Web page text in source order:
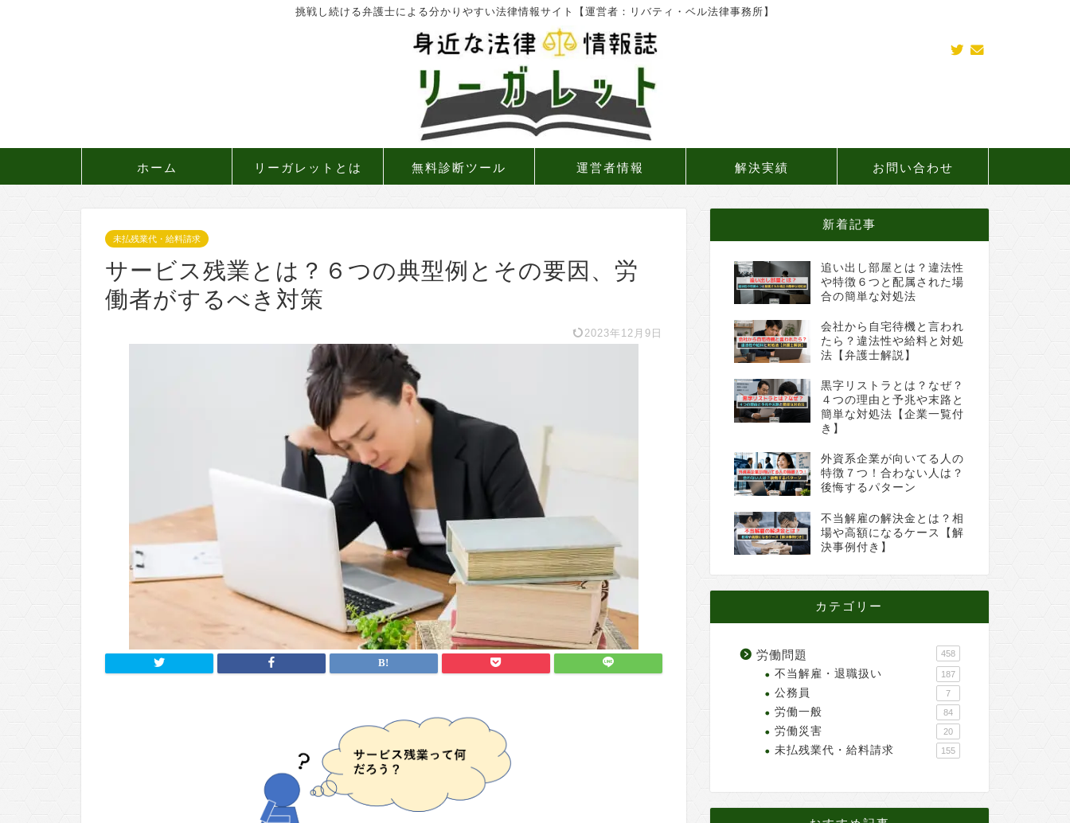
挑戦し続ける弁護士による分かりやすい法律情報サイト【運営者：リバティ・ベル法律事務所】
ホーム リーガレットとは 無料診断ツール 運営者情報 解決実績 お問い合わせ
未払残業代・給料請求
サービス残業とは？６つの典型例とその要因、労
働者がするべき対策
2023年12月9日
新着記事
追い出し部屋とは？違法性
や特徴６つと配属された場
合の簡単な対処法
会社から自宅待機と言われ
たら？違法性や給料と対処
法【弁護士解説】
黒字リストラとは？なぜ？
４つの理由と予兆や末路と
簡単な対処法【企業一覧付
き】
外資系企業が向いてる人の
特徴７つ！合わない人は？
後悔するパターン
不当解雇の解決金とは？相
場や高額になるケース【解
決事例付き】
カテゴリー
労働問題 458
不当解雇・退職扱い 187
公務員 7
労働一般 84
労働災害 20
未払残業代・給料請求 155